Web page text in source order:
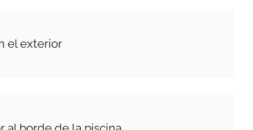
el exterior